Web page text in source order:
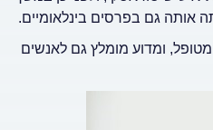
ומדוע מומלץ גם לאנשים